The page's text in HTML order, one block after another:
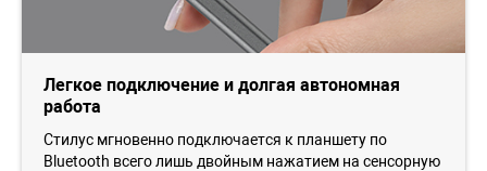
Легкое подключение и долгая автономная
работа
Стилус мгновенно подключается к планшету по
Bluetooth всего лишь двойным нажатием на сенсорную